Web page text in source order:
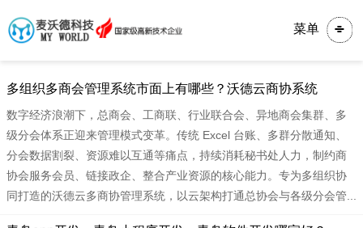
菜单
多组织多商会管理系统市面上有哪些？沃德云商协系统
数字经济浪潮下，总商会、工商联、行业联合会、异地商会集群、多
级分会体系正迎来管理模式变革。传统 Excel 台账、多群分散通知、
分会数据割裂、资源难以互通等痛点，持续消耗秘书处人力，制约商
协会服务会员、链接政企、整合产业资源的核心能力。专为多组织协
同打造的沃德云多商协管理系统，以云架构打通总协会与各级分会管...